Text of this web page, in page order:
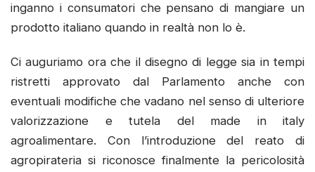
inganno i consumatori che pensano di mangiare un
prodotto italiano quando in realtà non lo è.
Ci auguriamo ora che il disegno di legge sia in tempi
ristretti approvato dal Parlamento anche con
eventuali modifiche che vadano nel senso di ulteriore
valorizzazione e tutela del made in italy
agroalimentare. Con l’introduzione del reato di
agropirateria si riconosce finalmente la pericolosità